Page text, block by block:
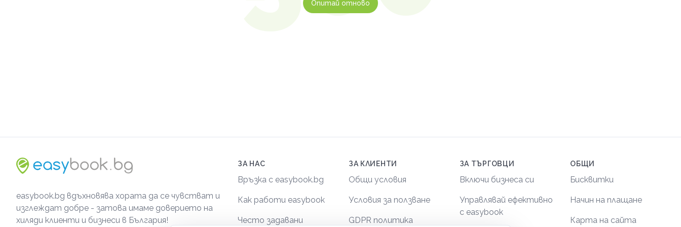
Опитай отново
easybook.bg вдъхновява хората да се чувстват и
изглеждат добре - затова имаме доверието на
хиляди клиенти и бизнеси в България!
ЗА НАС
Връзка с easybook.bg
Как работи easybook
Често задавани
ЗА КЛИЕНТИ
Общи условия
Условия за ползване
GDPR политика
ЗА ТЪРГОВЦИ
Включи бизнеса си
Управлявай ефективно
с easybook
ОБЩИ
Бисквитки
Начин на плащане
Карта на сайта